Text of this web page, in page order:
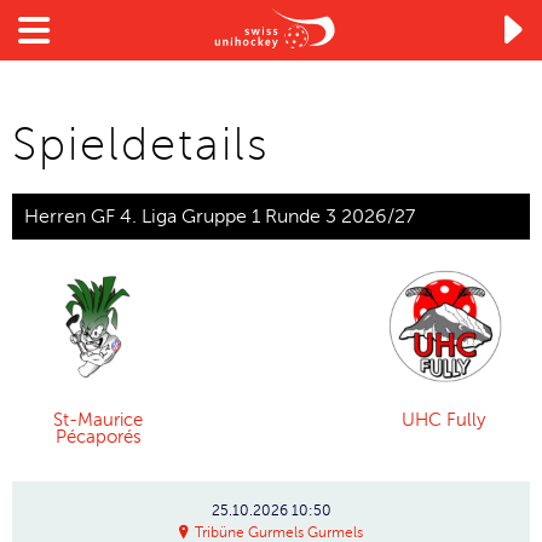

Spieldetails
Herren GF 4. Liga Gruppe 1 Runde 3 2026/27
St-Maurice
Pécaporés
UHC Fully
25.10.2026 10:50
Tribüne Gurmels Gurmels